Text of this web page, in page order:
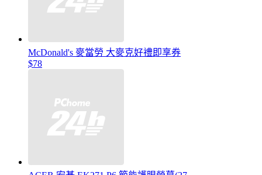
McDonald's 麥當勞 大麥克好禮即享券
$78